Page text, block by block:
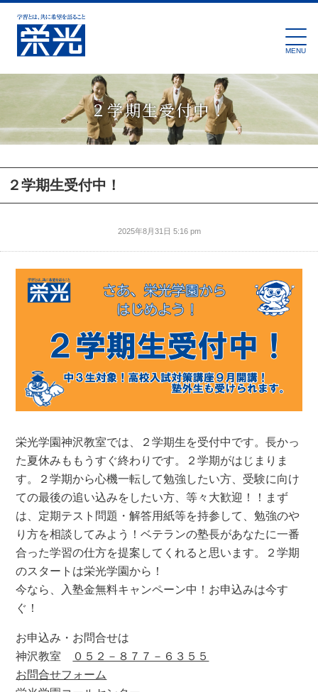
MENU
２学期生受付中！
２学期生受付中！
2025年8月31日 5:16 pm
栄光学園神沢教室では、２学期生を受付中です。長かっ
た夏休みももうすぐ終わりです。２学期がはじまりま
す。２学期から心機一転して勉強したい方、受験に向け
ての最後の追い込みをしたい方、等々大歓迎！！まず
は、定期テスト問題・解答用紙等を持参して、勉強のや
り方を相談してみよう！ベテランの塾長があなたに一番
合った学習の仕方を提案してくれると思います。２学期
のスタートは栄光学園から！
今なら、入塾金無料キャンペーン中！お申込みは今す
ぐ！
お申込み・お問合せは
神沢教室
０５２－８７７－６３５５
お問合せフォーム